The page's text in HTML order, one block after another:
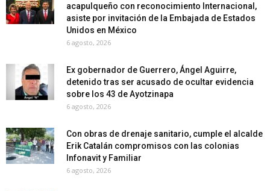
acapulqueño con reconocimiento Internacional,
asiste por invitación de la Embajada de Estados
Unidos en México
6 agosto, 2026
Ex gobernador de Guerrero, Ángel Aguirre,
detenido tras ser acusado de ocultar evidencia
sobre los 43 de Ayotzinapa
6 agosto, 2026
Con obras de drenaje sanitario, cumple el alcalde
Erik Catalán compromisos con las colonias
Infonavit y Familiar
6 agosto, 2026